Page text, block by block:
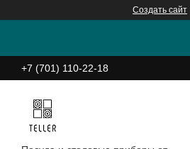
Создать сайт
+7 (701) 110-22-18